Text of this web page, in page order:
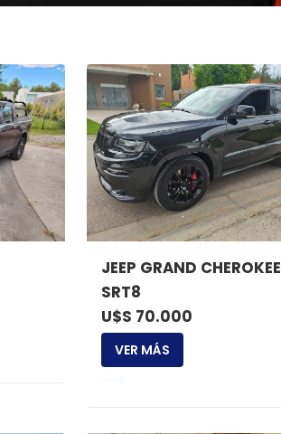
JEEP GRAND CHEROKEE
SRT8
U$S 70.000
VER MÁS